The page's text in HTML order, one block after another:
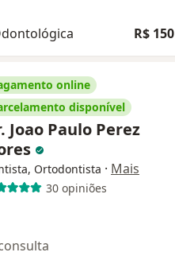
R$ 150
online
disponível
Joao Paulo Perez
Ortodontista · Mais
30 opiniões